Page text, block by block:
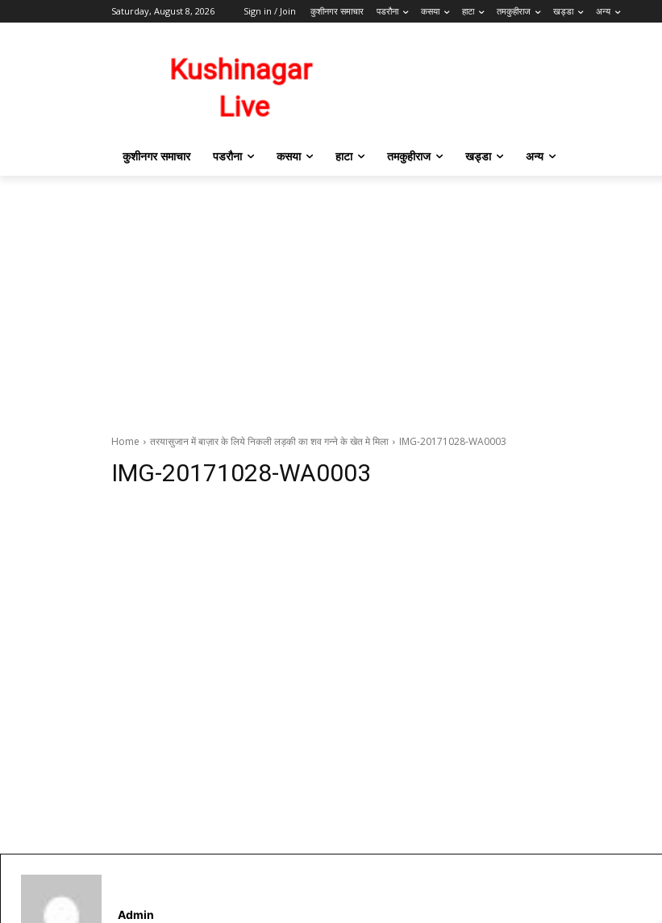
Saturday, August 8, 2026 Sign in / Join कुशीनगर समाचार पडरौना कसया हाटा तमकुहीराज खड्डा अन्य
कुशीनगर समाचार पडरौना कसया हाटा तमकुहीराज खड्डा अन्य
Home तरयासुजान में बाज़ार के लिये निकली लड़की का शव गन्ने के खेत मे मिला IMG-20171028-WA0003
IMG-20171028-WA0003
Admin